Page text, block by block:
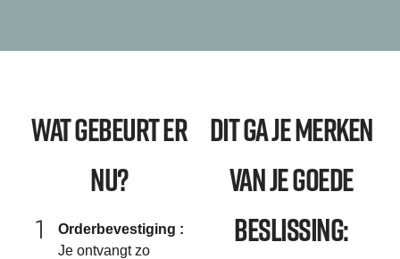
Wat gebeurt er
nu?
Orderbevestiging :
Je ontvangt zo
Dit ga je merken
van je goede
beslissing: